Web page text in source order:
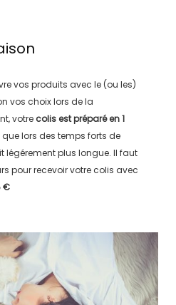
vos produits avec le (ou les)
vos choix lors de la
votre colis est préparé en1
que lors des temps forts de
légérement plus longue. Il faut
pour recevoir votre colis avec
€